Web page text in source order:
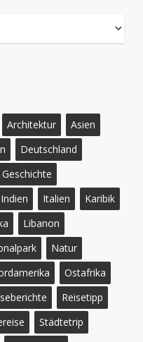
Architektur
Asien
Deutschland
Geschichte
Indien Italien
Karibik
Libanon
Natur
Ostafrika
Reisetipp
Städtetrip